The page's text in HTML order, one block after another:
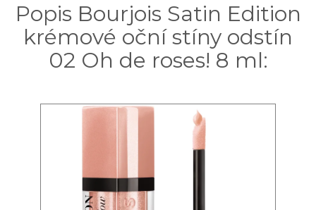
Popis Bourjois Satin Edition
krémové oční stíny odstín
02 Oh de roses! 8 ml: